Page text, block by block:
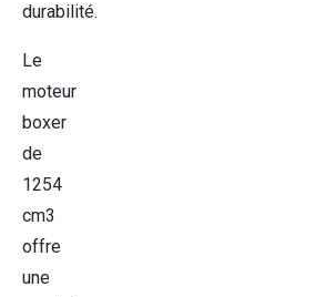
durabilité.
Le
moteur
boxer
de
1254
cm3
offre
une